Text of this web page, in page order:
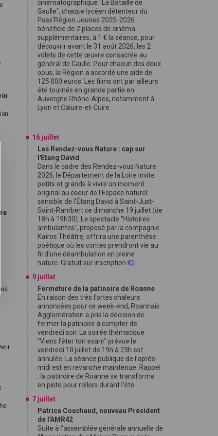
cinématographique "La Bataille de
Gaulle", chaque lycéen détenteur du
Pass'Région Jeunes 2025-2026
bénéficie de 2 places de cinéma
supplémentaires, à 1 € la séance, pour
découvrir avant le 31 août 2026, les 2
volets de cette œuvre consacrée au
général de Gaulle. Pour chacun des deux
opus, la Région a accordé une aide de
125 000 euros. Les films ont par ailleurs
été tournés en grande partie en
Auvergne Rhône-Alpes, notamment à
Lyon et Caluire-et-Cuire.
16 juillet
Les Rendez-vous Nature : cap sur
l'Étang David
Dans le cadre des Rendez-vous Nature
2026, le Département de la Loire invite
petits et grands à vivre un moment
original au coeur de l'Espace naturel
sensible de l'Étang David à Saint-Just-
Saint-Rambert ce dimanche 19 juillet (de
18h à 19h30). Le spectacle "Histoires
ambulantes", proposé par la compagnie
Kaïros Théâtre, offrira une parenthèse
poétique où les contes prendront vie au
fil d'une déambulation en pleine
nature. Gratuit sur inscription ICI
9 juillet
Fermeture de la patinoire de Roanne
En raison des très fortes chaleurs
annoncées pour ce week-end, Roannais
Agglomération a pris la décision de
fermer la patinoire à compter de
vendredi soir. La soirée thématique
"Viens fêter ton exam" prévue le
vendredi 10 juillet de 19h à 23h est
annulée. La séance publique de l’après-
midi est en revanche maintenue. Rappel
: la patinoire de Roanne se transforme
en piste pour rollers durant l'été.
7 juillet
Patrice Couchaud, nouveau Président
de l'AMR42
Suite à l'assemblée générale annuelle de